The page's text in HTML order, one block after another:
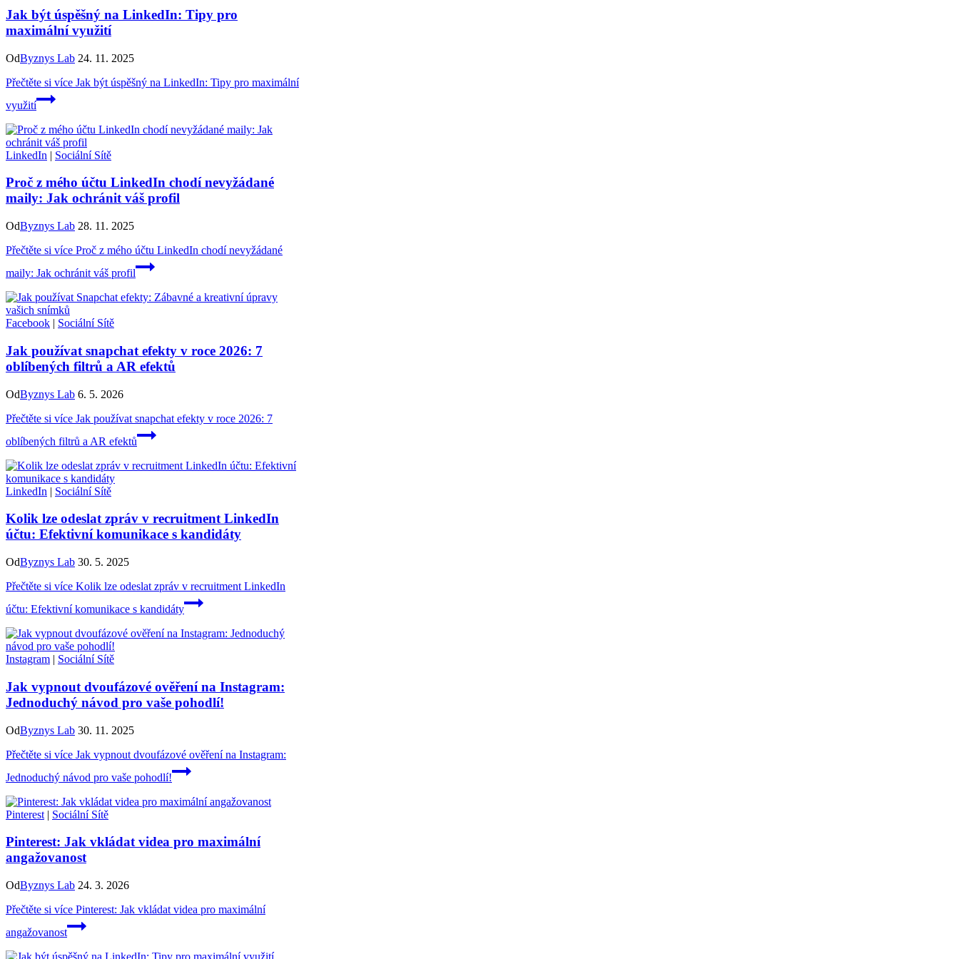
Jak být úspěšný na LinkedIn: Tipy pro
maximální využití
OdByznys Lab 24. 11. 2025
Přečtěte si více Jak být úspěšný na LinkedIn: Tipy pro maximální
využití
LinkedIn | Sociální Sítě
Proč z mého účtu LinkedIn chodí nevyžádané
maily: Jak ochránit váš profil
OdByznys Lab 28. 11. 2025
Přečtěte si více Proč z mého účtu LinkedIn chodí nevyžádané
maily: Jak ochránit váš profil
Facebook | Sociální Sítě
Jak používat snapchat efekty v roce 2026: 7
oblíbených filtrů a AR efektů
OdByznys Lab 6. 5. 2026
Přečtěte si více Jak používat snapchat efekty v roce 2026: 7
oblíbených filtrů a AR efektů
LinkedIn | Sociální Sítě
Kolik lze odeslat zpráv v recruitment LinkedIn
účtu: Efektivní komunikace s kandidáty
OdByznys Lab 30. 5. 2025
Přečtěte si více Kolik lze odeslat zpráv v recruitment LinkedIn
účtu: Efektivní komunikace s kandidáty
Instagram | Sociální Sítě
Jak vypnout dvoufázové ověření na Instagram:
Jednoduchý návod pro vaše pohodlí!
OdByznys Lab 30. 11. 2025
Přečtěte si více Jak vypnout dvoufázové ověření na Instagram:
Jednoduchý návod pro vaše pohodlí!
Pinterest | Sociální Sítě
Pinterest: Jak vkládat videa pro maximální
angažovanost
OdByznys Lab 24. 3. 2026
Přečtěte si více Pinterest: Jak vkládat videa pro maximální
angažovanost